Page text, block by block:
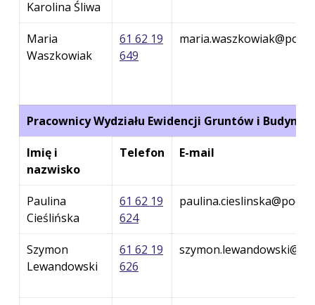
Karolina Śliwa
Maria
Waszkowiak
61 62 19
649
Pracownicy Wydziału Ewidencji Gruntów i
Imię i
nazwisko
Telefon E-mail
Paulina
Cieślińska
61 62 19
624
Szymon
Lewandowski
61 62 19
626